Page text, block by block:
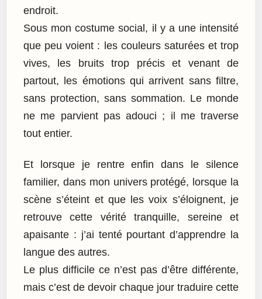
endroit.
Sous mon costume social, il y a une intensité
que peu voient : les couleurs saturées et trop
vives, les bruits trop précis et venant de
partout, les émotions qui arrivent sans filtre,
sans protection, sans sommation. Le monde
ne me parvient pas adouci ; il me traverse
tout entier.
Et lorsque je rentre enfin dans le silence
familier, dans mon univers protégé, lorsque la
scène s’éteint et que les voix s’éloignent, je
retrouve cette vérité tranquille, sereine et
apaisante : j’ai tenté pourtant d’apprendre la
langue des autres.
Le plus difficile ce n’est pas d’être différente,
mais c’est de devoir chaque jour traduire cette